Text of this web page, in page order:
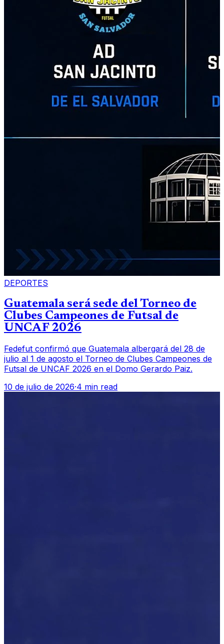
DEPORTES
Guatemala será sede del Torneo de
Clubes Campeones de Futsal de
UNCAF 2026
Fedefut confirmó que Guatemala albergará del 28 de
julio al 1 de agosto el Torneo de Clubes Campeones de
Futsal de UNCAF 2026 en el Domo Gerardo Paiz.
10 de julio de 2026·4 min read